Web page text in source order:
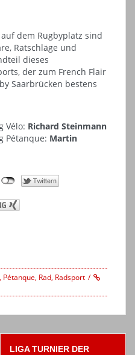
dem Rugbyplatz sind
Ratschläge und
dieses
der zum French Flair
Saarbrücken bestens
Vélo: Richard Steinmann
Pétanque: Martin
, Pétanque, Rad, Radsport
LIGA TURNIER DER